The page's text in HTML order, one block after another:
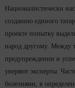
Националистически
созданию единого
проекте попытку
народ другому. Между
предупреждении и
уверяют эксперты.
болезнями, в